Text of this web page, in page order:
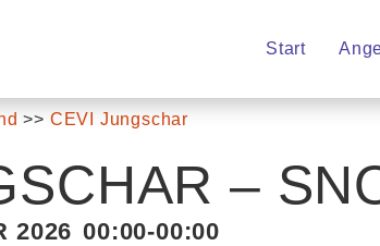
Start
>> CEVI Jungschar
–
2026 00:00-00:00